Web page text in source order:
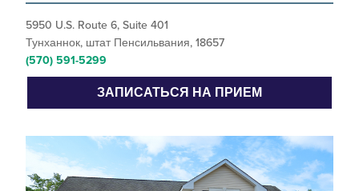
5950 U.S. Route 6, Suite 401
Тунханнок, штат Пенсильвания, 18657
(570) 591-5299
ЗАПИСАТЬСЯ НА ПРИЕМ